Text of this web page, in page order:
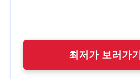
최저가 보러가기